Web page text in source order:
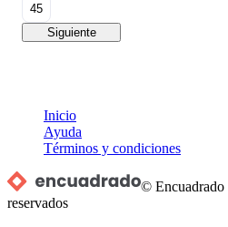
45
Siguiente
Inicio
Ayuda
Términos y condiciones
© Encuadrado
reservados